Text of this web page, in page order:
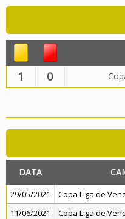
1 0
DATA
29/05/2021 Copa Liga de
11/06/2021
Copa Liga de